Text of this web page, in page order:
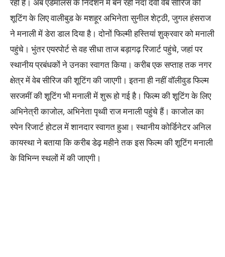
शूटिंग के लिए वालीबुड के मशहूर अभिनेता सुनील शेट्ठी, जुगल हंसराज
ने मनाली में डेरा डाल दिया है। दोनों फिल्मी हस्तियां शुक्रवार को मनाली
पहुंचे। भुंतर एयरपोर्ट से वह सीधा ताज बड़ागढ़ रिजार्ट पहुंचे, जहां पर
स्थानीय प्रबंधकों ने उनका स्वागत किया। करीब एक सप्ताह तक नगर
क्षेत्र में वेब सीरिज की शूटिंग की जाएगी। इतना ही नहीं वॉलीवुड फिल्म
सरजमीं की शूटिंग भी मनाली में शुरू हो गई है। फिल्म की शूटिंग के लिए
अभिनेत्री ‌काजोल, अभिनेता पृथ्वी राज मनाली पहुंचे हैं। काजोल का
स्पेन रिजार्ट होटल में शानदार स्वागत हुआ। स्थानीय कोर्डिनेटर अनिल
कायस्था ने बताया कि करीब डेढ़ महीने तक इस फिल्म की शूटिंग मनाली
के विभिन्न स्थलों में की जाएगी।